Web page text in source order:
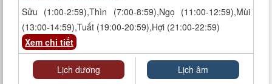
Sửu (1:00-2:59),Thìn (7:00-8:59),Ngọ (11:00-12:59),Mùi
(13:00-14:59),Tuất (19:00-20:59),Hợi (21:00-22:59)
Xem chi tiết
Lịch dương Lịch âm